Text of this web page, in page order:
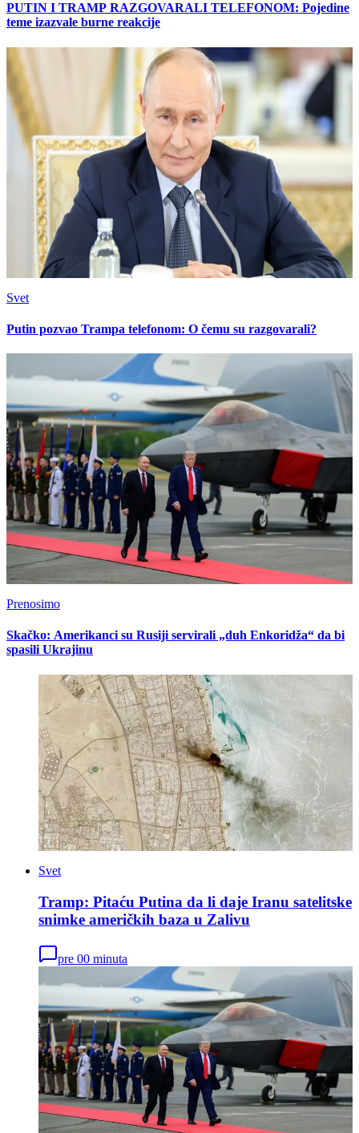
PUTIN I TRAMP RAZGOVARALI TELEFONOM: Pojedine
teme izazvale burne reakcije
Svet
Putin pozvao Trampa telefonom: O čemu su razgovarali?
Prenosimo
Skačko: Amerikanci su Rusiji servirali „duh Enkoridža“ da bi
spasili Ukrajinu
Svet
Tramp: Pitaću Putina da li daje Iranu satelitske
snimke američkih baza u Zalivu
pre 00 minuta